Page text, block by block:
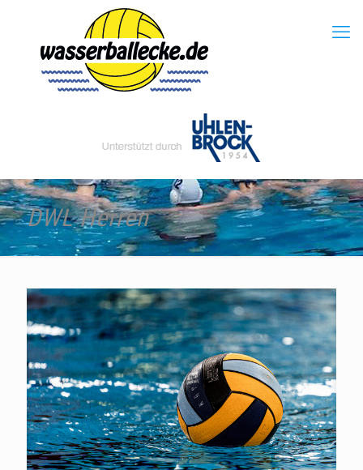
DWL Herren